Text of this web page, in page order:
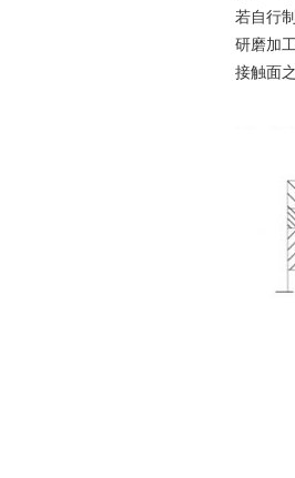
若自行
研磨加
接触面